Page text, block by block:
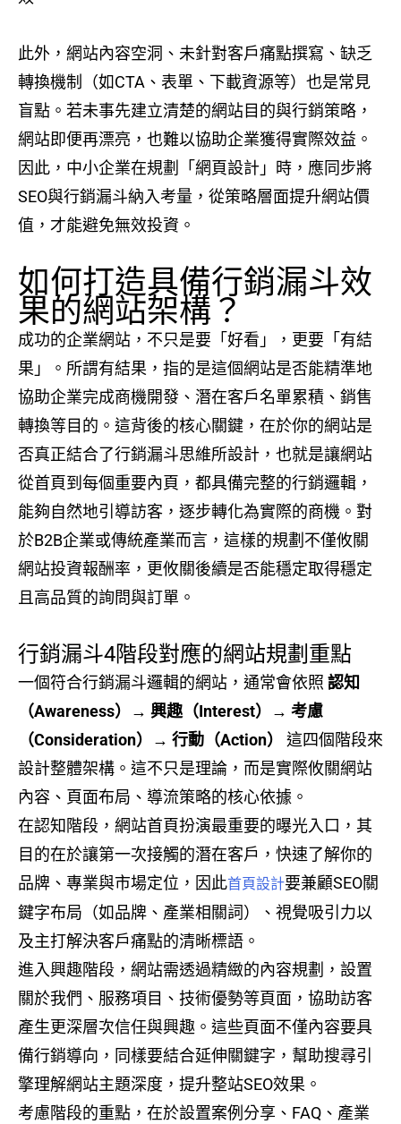
此外，網站內容空洞、未針對客戶痛點撰寫、缺乏
轉換機制（如CTA、表單、下載資源等）也是常見
盲點。若未事先建立清楚的網站目的與行銷策略，
網站即便再漂亮，也難以協助企業獲得實際效益。
因此，中小企業在規劃「網頁設計」時，應同步將
SEO與行銷漏斗納入考量，從策略層面提升網站價
值，才能避免無效投資。
如何打造具備行銷漏斗效
果的網站架構？
成功的企業網站，不只是要「好看」，更要「有結
果」。所謂有結果，指的是這個網站是否能精準地
協助企業完成商機開發、潛在客戶名單累積、銷售
轉換等目的。這背後的核心關鍵，在於你的網站是
否真正結合了行銷漏斗思維所設計，也就是讓網站
從首頁到每個重要內頁，都具備完整的行銷邏輯，
能夠自然地引導訪客，逐步轉化為實際的商機。對
於B2B企業或傳統產業而言，這樣的規劃不僅攸關
網站投資報酬率，更攸關後續是否能穩定取得穩定
且高品質的詢問與訂單。
行銷漏斗4階段對應的網站規劃重點
一個符合行銷漏斗邏輯的網站，通常會依照 認知
（Awareness）→ 興趣（Interest）→ 考慮
（Consideration）→ 行動（Action）
這四個階段來
設計整體架構。這不只是理論，而是實際攸關網站
內容、頁面布局、導流策略的核心依據。
在認知階段，網站首頁扮演最重要的曝光入口，其
目的在於讓第一次接觸的潛在客戶，快速了解你的
品牌、專業與市場定位，因此首頁設計要兼顧SEO關
鍵字布局（如品牌、產業相關詞）、視覺吸引力以
及主打解決客戶痛點的清晰標語。
進入興趣階段，網站需透過精緻的內容規劃，設置
關於我們、服務項目、技術優勢等頁面，協助訪客
產生更深層次信任與興趣。這些頁面不僅內容要具
備行銷導向，同樣要結合延伸關鍵字，幫助搜尋引
擎理解網站主題深度，提升整站SEO效果。
考慮階段的重點，在於設置案例分享、FAQ、產業